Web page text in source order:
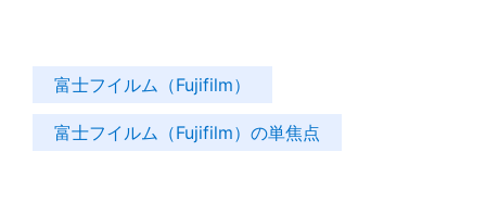
富士フイルム（Fujifilm）
富士フイルム（Fujifilm）の単焦点